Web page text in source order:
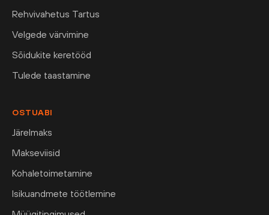
Rehvivahetus Tartus
Velgede värvimine
Sõidukite keretööd
Tulede taastamine
OSTUABI
Järelmaks
Makseviisid
Kohaletoimetamine
Isikuandmete töötlemine